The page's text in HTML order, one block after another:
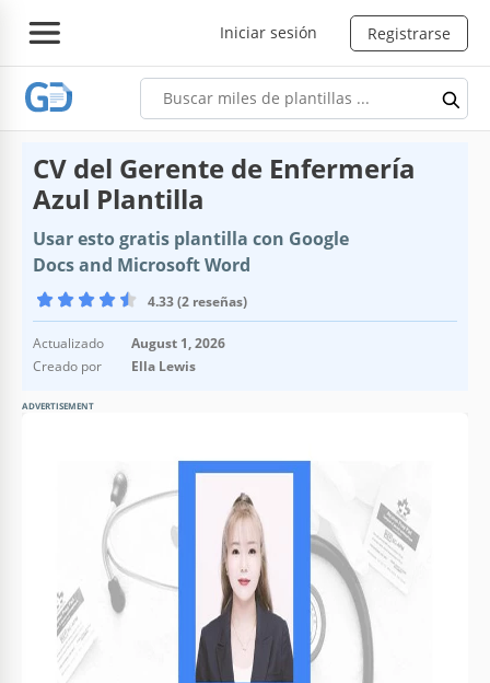
Iniciar sesión Registrarse
CV del Gerente de Enfermería
Azul Plantilla
Usar esto gratis plantilla con Google
Docs and Microsoft Word
4.33 (2 reseñas)
Actualizado
August 1, 2026
Creado por
Ella Lewis
ADVERTISEMENT